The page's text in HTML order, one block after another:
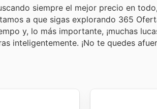
siempre el mejor precio en
a que sigas explorando 365
y, lo más importante, ¡muchas
inteligentemente. ¡No te quedes